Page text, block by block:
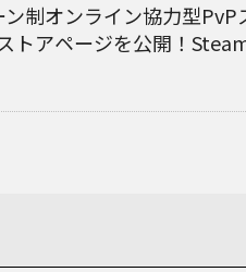
ン制オンライン協力型
トアページを公開！